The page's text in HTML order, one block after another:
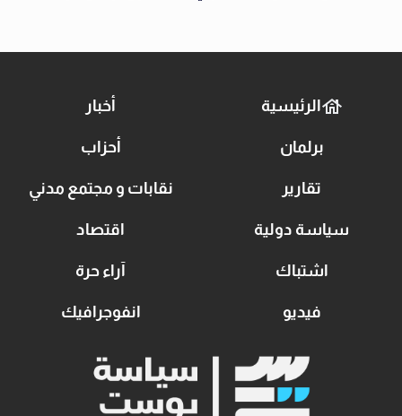
الرئيسية أخبار
برلمان أحزاب
تقارير نقابات و مجتمع مدني
سياسة دولية اقتصاد
اشتباك آراء حرة
فيديو انفوجرافيك